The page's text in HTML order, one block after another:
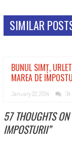
SIMILAR
BUNUL SIMȚ,
MAREA DE
January 22, 2014 34
57 THOUGHTS ON
IMPOSTURII”